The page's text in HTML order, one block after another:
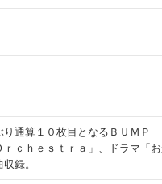
り通算１０枚目となるＢＵＭ
ｃｈｅｓｔｒａ」、ドラマ「
録。